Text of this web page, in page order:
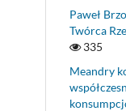
Paweł
Twórca
335
Meandry